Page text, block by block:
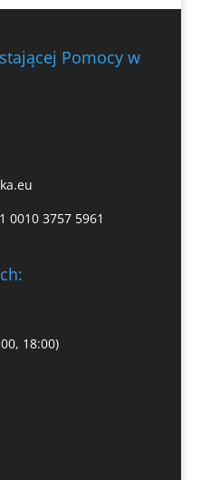
Pomocy w
0010 3757 5961
18:00)